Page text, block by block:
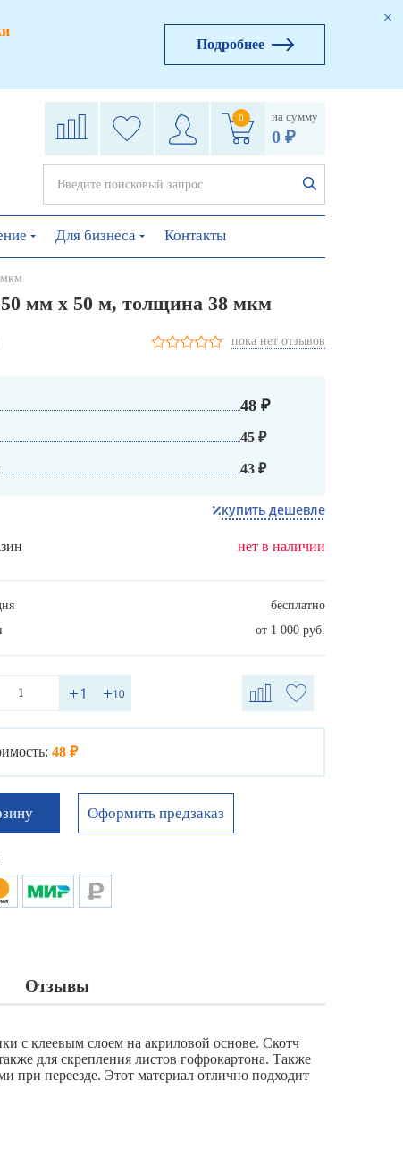
Подробнее
0 на сумму
0 ₽
Для бизнеса Контакты
мм х 50 м, толщина 38 мкм
пока нет отзывов
48 ₽
45 ₽
43 ₽
купить дешевле
нет в наличии
бесплатно
от 1 000 руб.
48 ₽
Оформить предзаказ
Отзывы
с клеевым слоем на акриловой основе. Скотч
для скрепления листов гофрокартона. Также
при переезде. Этот материал отлично подходит